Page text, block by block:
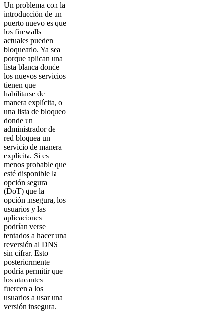
Un problema con la
introducción de un
puerto nuevo es que
los firewalls
actuales pueden
bloquearlo. Ya sea
porque aplican una
lista blanca donde
los nuevos servicios
tienen que
habilitarse de
manera explícita, o
una lista de bloqueo
donde un
administrador de
red bloquea un
servicio de manera
explícita. Si es
menos probable que
esté disponible la
opción segura
(DoT) que la
opción insegura, los
usuarios y las
aplicaciones
podrían verse
tentados a hacer una
reversión al DNS
sin cifrar. Esto
posteriormente
podría permitir que
los atacantes
fuercen a los
usuarios a usar una
versión insegura.